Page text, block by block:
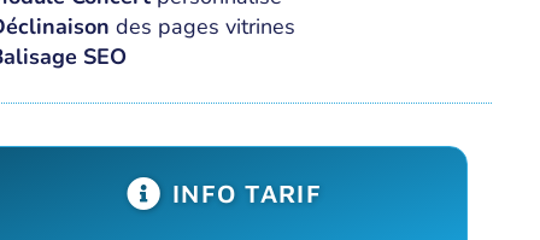
des pages vitrines
SEO
INFO TARIF